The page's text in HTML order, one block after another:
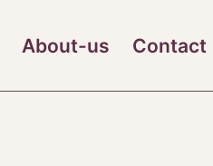
About-us Contact